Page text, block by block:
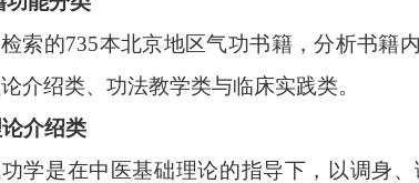
索的735本北京地区气功书籍，分析书籍
介绍类、功法教学类与临床实践类。
介绍类
学是在中医基础理论的指导下，以调身